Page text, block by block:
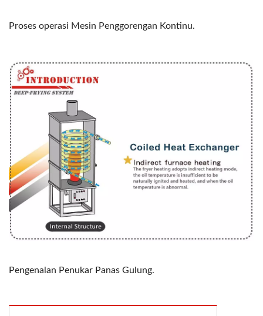
Proses operasi Mesin Penggorengan Kontinu.
Pengenalan Penukar Panas Gulung.